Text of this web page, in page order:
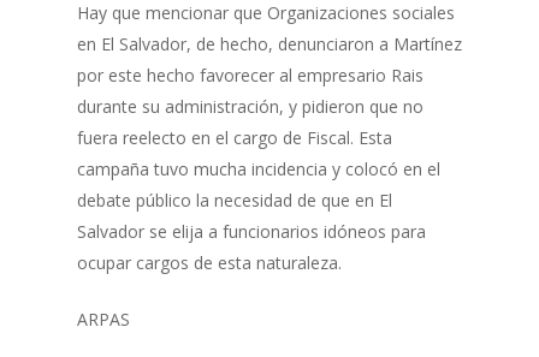
Hay que mencionar que Organizaciones sociales
en El Salvador, de hecho, denunciaron a Martínez
por este hecho favorecer al empresario Rais
durante su administración, y pidieron que no
fuera reelecto en el cargo de Fiscal. Esta
campaña tuvo mucha incidencia y colocó en el
debate público la necesidad de que en El
Salvador se elija a funcionarios idóneos para
ocupar cargos de esta naturaleza.
ARPAS